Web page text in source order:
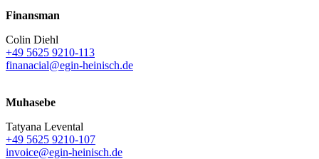
Finansman
Colin Diehl
+49 5625 9210-113
finanacial@egin-heinisch.de
Muhasebe
Tatyana Levental
+49 5625 9210-107
invoice@egin-heinisch.de